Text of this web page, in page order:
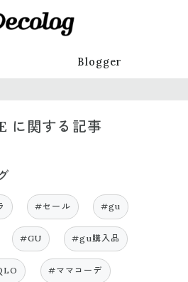
Blogger
に関する記事
#セール #gu
#GU #gu購入品
#ママコーデ